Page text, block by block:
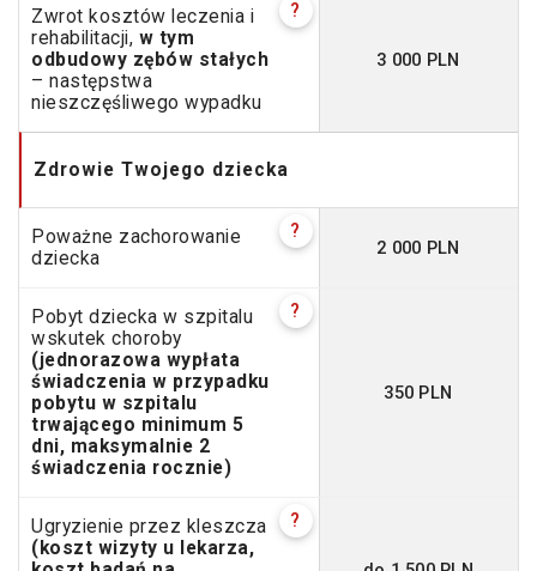
Zwrot kosztów leczenia i
rehabilitacji, w tym
odbudowy zębów stałych
– następstwa
nieszczęśliwego wypadku
?
3 000 PLN
Zdrowie Twojego dziecka
Poważne zachorowanie
dziecka
?
2 000 PLN
Pobyt dziecka w szpitalu
wskutek choroby
(jednorazowa wypłata
świadczenia w przypadku
pobytu w szpitalu
trwającego minimum 5
dni, maksymalnie 2
świadczenia rocznie)
?
350 PLN
Ugryzienie przez kleszcza
(koszt wizyty u lekarza,
?